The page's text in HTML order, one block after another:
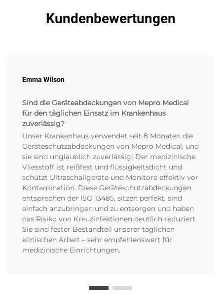
Kundenbewertungen
Emma Wilson
Sind die Geräteabdeckungen von Mepro Medical
für den täglichen Einsatz im Krankenhaus
zuverlässig?
Unser Krankenhaus verwendet seit 8 Monaten die
Geräteschutzabdeckungen von Mepro Medical, und
sie sind unglaublich zuverlässig! Der medizinische
Vliesstoff ist reißfest und flüssigkeitsdicht und
schützt Ultraschallgeräte und Monitore effektiv vor
Kontamination. Diese Geräteschutzabdeckungen
entsprechen der ISO 13485, sitzen perfekt, sind
einfach anzubringen und zu entsorgen und haben
das Risiko von Kreuzinfektionen deutlich reduziert.
Sie sind fester Bestandteil unserer täglichen
klinischen Arbeit – sehr empfehlenswert für
medizinische Einrichtungen.